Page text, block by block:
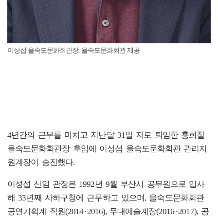
이성섭 을숙도문화회관장. 을숙도문화회관 제공
4년간의 근무를 마치고 지난달 31일 자로 퇴임한 홍희철
을숙도문화회관장 후임에 이성섭 을숙도문화회관 관리지
원계장이 승진했다.
이성섭 신임 관장은 1992년 9월 부산시 공무원으로 입사
해 33년째 사하구청에 근무하고 있으며, 을숙도문화회관
공연기획계 직원(2014~2016), 무대예술계장(2016~2017), 공